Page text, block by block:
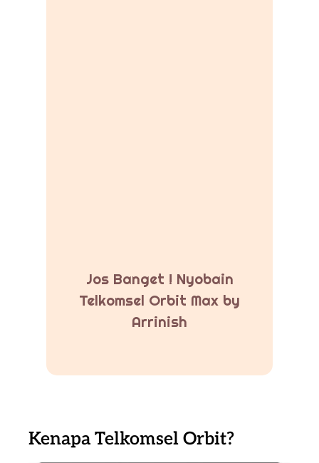
Jos Banget ! Nyobain
Telkomsel Orbit Max by
Arrinish
Kenapa Telkomsel Orbit?